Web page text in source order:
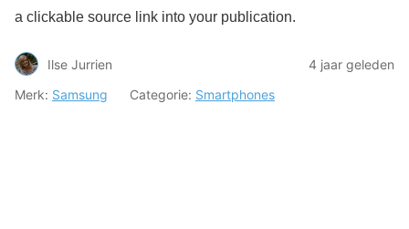
a clickable source link into your publication.
Ilse Jurrien
4 jaar geleden
Merk: Samsung Categorie: Smartphones